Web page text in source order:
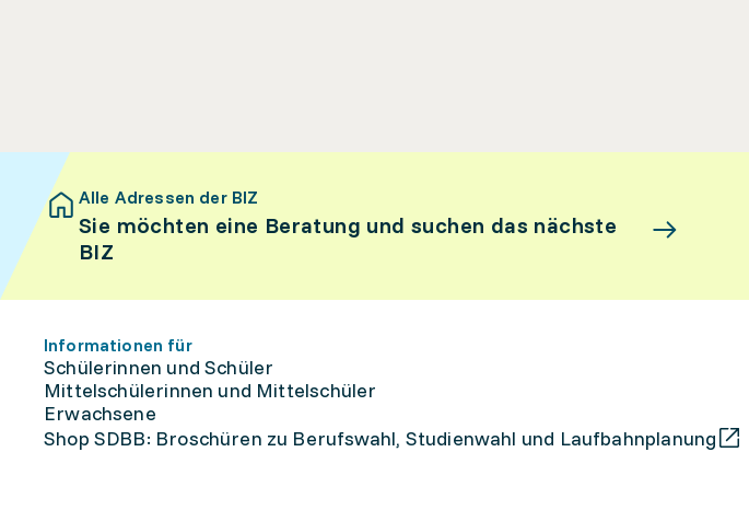
Alle Adressen der BIZ
Sie möchten eine Beratung und suchen das nächste
BIZ
Informationen für
Schülerinnen und Schüler
Mittelschülerinnen und Mittelschüler
Erwachsene
Shop SDBB: Broschüren zu Berufswahl, Studienwahl und Laufbahnplanung